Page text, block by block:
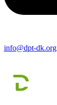
info@dpt-dk.org